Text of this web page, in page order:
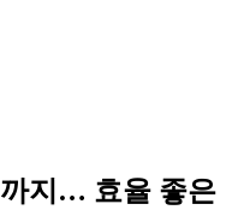
지… 효율 좋은